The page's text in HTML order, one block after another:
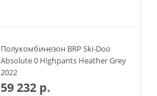
Полукомбинезон BRP Ski-Doo
Absolute 0 Highpants Heather Grey
2022
59 232 р.